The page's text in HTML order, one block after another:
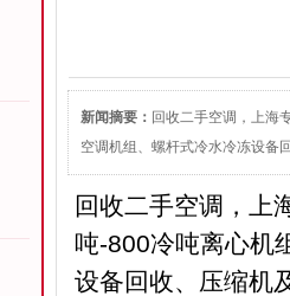
新闻摘要： 回收二手空调，上海
空调机组、螺杆式冷水冷冻设备
回收二手空调，上
吨-800冷吨离心机
设备回收、压缩机